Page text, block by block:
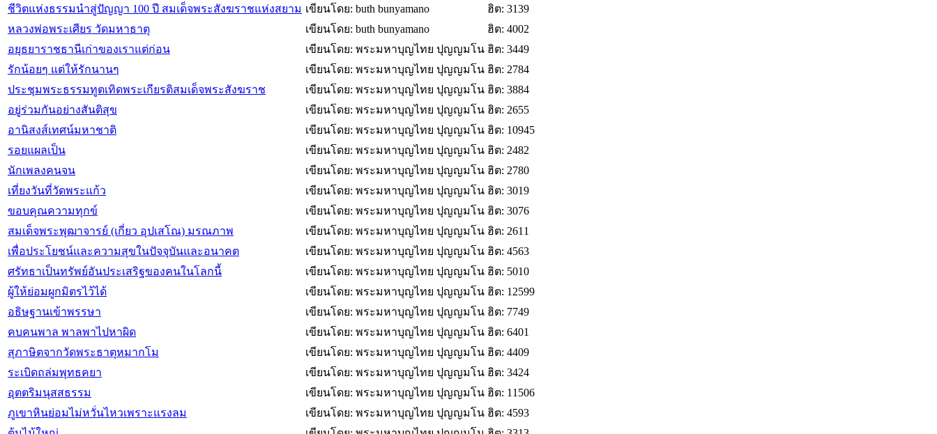
ชีวิตแห่งธรรมนำสู่ปัญญา 100 ปี สมเด็จพระสังฆราชแห่งสยาม เขียนโดย: buth bunyamano
ฮิต: 3139
หลวงพ่อพระเศียร วัดมหาธาตุ
เขียนโดย: buth bunyamano
ฮิต: 4002
อยุธยาราชธานีเก่าของเราแต่ก่อน
เขียนโดย: พระมหาบุญไทย ปุญญมโน ฮิต: 3449
รักน้อยๆ แต่ให้รักนานๆ
เขียนโดย: พระมหาบุญไทย ปุญญมโน ฮิต: 2784
ประชุมพระธรรมทูตเทิดพระเกียรติสมเด็จพระสังฆราช
เขียนโดย: พระมหาบุญไทย ปุญญมโน ฮิต: 3884
อยู่ร่วมกันอย่างสันติสุข
เขียนโดย: พระมหาบุญไทย ปุญญมโน ฮิต: 2655
อานิสงส์เทศน์มหาชาติ
เขียนโดย: พระมหาบุญไทย ปุญญมโน ฮิต: 10945
รอยแผลเป็น
เขียนโดย: พระมหาบุญไทย ปุญญมโน ฮิต: 2482
นักเพลงคนจน
เขียนโดย: พระมหาบุญไทย ปุญญมโน ฮิต: 2780
เที่ยงวันที่วัดพระแก้ว
เขียนโดย: พระมหาบุญไทย ปุญญมโน ฮิต: 3019
ขอบคุณความทุกข์
เขียนโดย: พระมหาบุญไทย ปุญญมโน ฮิต: 3076
สมเด็จพระพุฒาจารย์ (เกี่ยว อุปเสโณ) มรณภาพ
เขียนโดย: พระมหาบุญไทย ปุญญมโน ฮิต: 2611
เพื่อประโยชน์และความสุขในปัจจุบันและอนาคต
เขียนโดย: พระมหาบุญไทย ปุญญมโน ฮิต: 4563
ศรัทธาเป็นทรัพย์อันประเสริฐของคนในโลกนี้
เขียนโดย: พระมหาบุญไทย ปุญญมโน ฮิต: 5010
ผู้ให้ย่อมผูกมิตรไว้ได้
เขียนโดย: พระมหาบุญไทย ปุญญมโน ฮิต: 12599
อธิษฐานเข้าพรรษา
เขียนโดย: พระมหาบุญไทย ปุญญมโน ฮิต: 7749
คบคนพาล พาลพาไปหาผิด
เขียนโดย: พระมหาบุญไทย ปุญญมโน ฮิต: 6401
สุภาษิตจากวัดพระธาตุหมากโม
เขียนโดย: พระมหาบุญไทย ปุญญมโน ฮิต: 4409
ระเบิดถล่มพุทธคยา
เขียนโดย: พระมหาบุญไทย ปุญญมโน ฮิต: 3424
อุตตริมนุสสธรรม
เขียนโดย: พระมหาบุญไทย ปุญญมโน ฮิต: 11506
ภูเขาหินย่อมไม่หวั่นไหวเพราะแรงลม
เขียนโดย: พระมหาบุญไทย ปุญญมโน ฮิต: 4593